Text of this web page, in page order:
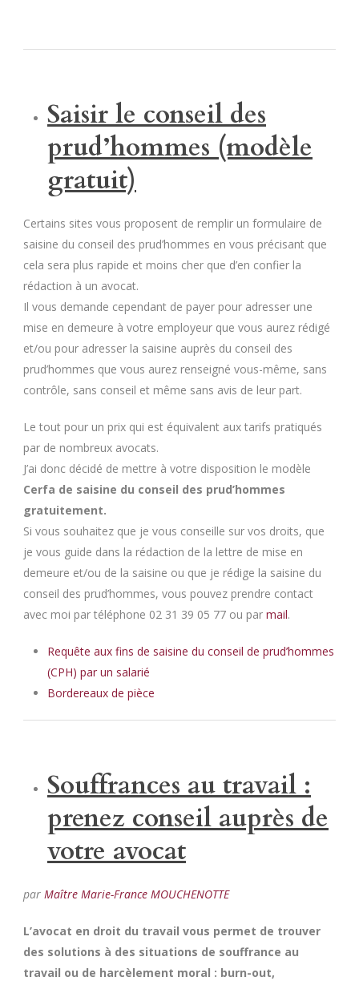
Saisir le conseil des
prud’hommes (modèle
gratuit)
Certains sites vous proposent de remplir un formulaire de
saisine du conseil des prud’hommes en vous précisant que
cela sera plus rapide et moins cher que d’en confier la
rédaction à un avocat.
Il vous demande cependant de payer pour adresser une
mise en demeure à votre employeur que vous aurez rédigé
et/ou pour adresser la saisine auprès du conseil des
prud’hommes que vous aurez renseigné vous-même, sans
contrôle, sans conseil et même sans avis de leur part.
Le tout pour un prix qui est équivalent aux tarifs pratiqués
par de nombreux avocats.
J’ai donc décidé de mettre à votre disposition le modèle
Cerfa de saisine du conseil des prud’hommes
gratuitement.
Si vous souhaitez que je vous conseille sur vos droits, que
je vous guide dans la rédaction de la lettre de mise en
demeure et/ou de la saisine ou que je rédige la saisine du
conseil des prud’hommes, vous pouvez prendre contact
avec moi par téléphone 02 31 39 05 77 ou par mail.
Requête aux fins de saisine du conseil de prud’hommes
(CPH) par un salarié
Bordereaux de pièce
Souffrances au travail :
prenez conseil auprès de
votre avocat
par Maître Marie-France MOUCHENOTTE
L’avocat en droit du travail vous permet de trouver
des solutions à des situations de souffrance au
travail ou de harcèlement moral : burn-out,